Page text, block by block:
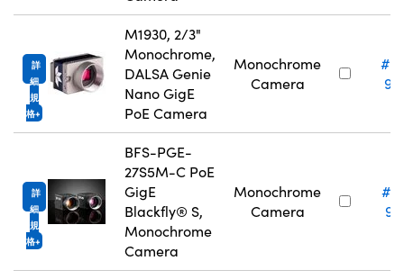
詳
細
規
格
M1930, 2/3"
Monochrome,
DALSA Genie
Nano GigE
PoE Camera
Monochrome
Camera
詳
細
規
格
BFS-PGE-
27S5M-C PoE
GigE
Blackfly® S,
Monochrome
Camera
Monochrome
Camera